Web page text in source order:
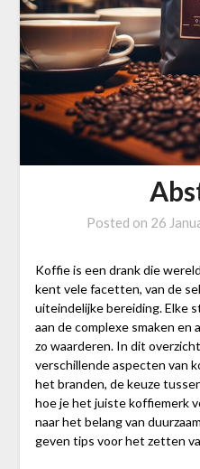
Posted on 26
Koffie is een drank die
kent vele facetten, van de
uiteindelijke bereiding. Elke
aan de complexe smaken en
zo waarderen. In dit
verschillende aspecten van
het branden, de keuze
hoe je het juiste koffiemerk
naar het belang van
geven tips voor het zetten